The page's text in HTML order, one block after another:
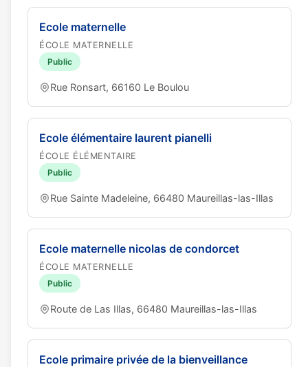
Ecole maternelle
ÉCOLE MATERNELLE
Public
Rue Ronsart, 66160 Le Boulou
Ecole élémentaire laurent pianelli
ÉCOLE ÉLÉMENTAIRE
Public
Rue Sainte Madeleine, 66480 Maureillas-las-Illas
Ecole maternelle nicolas de condorcet
ÉCOLE MATERNELLE
Public
Route de Las Illas, 66480 Maureillas-las-Illas
Ecole primaire privée de la bienveillance